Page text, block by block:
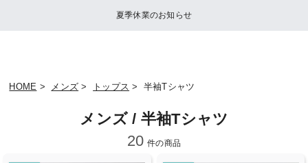
夏季休業のお知らせ
HOME > メンズ > トップス > 半袖Tシャツ
メンズ / 半袖Tシャツ
20 件の商品